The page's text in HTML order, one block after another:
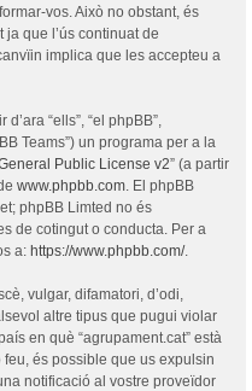
vos. Això no obstant, és
que l’ús continuat de
implica que les accepteu a
“ells”, “el phpBB”,
Teams”) un programa per a la
Public License v2” (a partir
www.phpbb.com . El phpBB
phpBB Limted no és
de cotingut o conducta. Per a
a: https://www.phpbb.com/.
vulgar, difamatori, d’odi,
altre tipus que pugui violar
en què “agrupament.cat” està
és possible que us expulsin
notificació al vostre proveïdor